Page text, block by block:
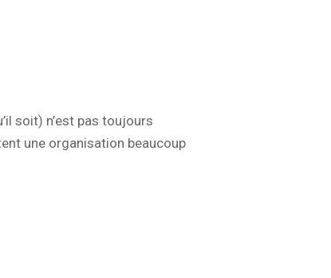
soit) n’est pas toujours
une organisation beaucoup